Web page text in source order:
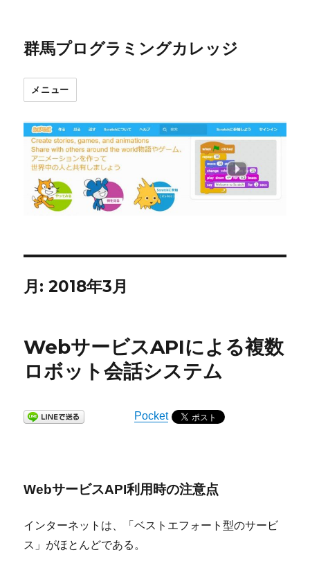
群馬プログラミングカレッジ
メニュー
月:2018年3月
WebサービスAPIによる複数
ロボット会話システム
Pocket
WebサービスAPI利用時の注意点
インターネットは、「ベストエフォート型のサービ
ス」がほとんどである。